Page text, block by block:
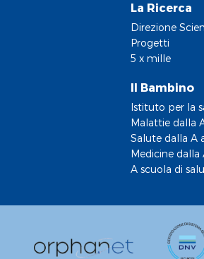
La Ricerca
Direzione
Progetti
5 x mille
Il Bambino
Istituto per la
Malattie dalla
Salute dalla A
Medicine dalla
A scuola di